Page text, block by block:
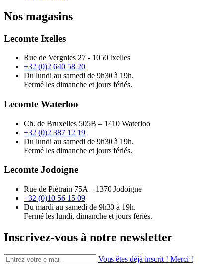
Nos magasins
Lecomte Ixelles
Rue de Vergnies 27 - 1050 Ixelles
+32 (0)2 640 58 20
Du lundi au samedi de 9h30 à 19h.
Fermé les dimanche et jours fériés.
Lecomte Waterloo
Ch. de Bruxelles 505B – 1410 Waterloo
+32 (0)2 387 12 19
Du lundi au samedi de 9h30 à 19h.
Fermé les dimanche et jours fériés.
Lecomte Jodoigne
Rue de Piétrain 75A – 1370 Jodoigne
+32 (0)10 56 15 09
Du mardi au samedi de 9h30 à 19h.
Fermé les lundi, dimanche et jours fériés.
Inscrivez-vous à notre newsletter
Vous êtes déjà inscrit ! Merci !